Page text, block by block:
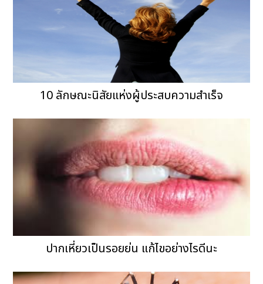
10 ลักษณะนิสัยแห่งผู้ประสบความสำเร็จ
ปากเหี่ยวเป็นรอยย่น แก้ไขอย่างไรดีนะ